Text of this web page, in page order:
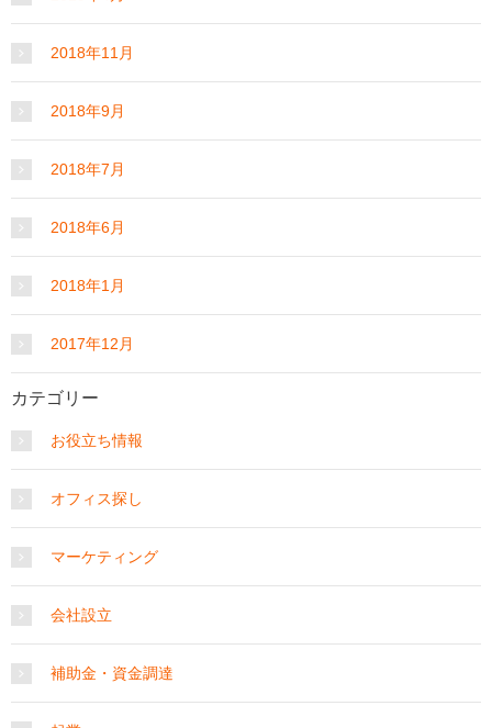
2018年11月
2018年9月
2018年7月
2018年6月
2018年1月
2017年12月
カテゴリー
お役立ち情報
オフィス探し
マーケティング
会社設立
補助金・資金調達